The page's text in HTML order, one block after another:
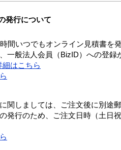
発行について
間いつでもオンライン見積書を
一般法人会員（BizID）への登録
はこちら
関しましては、ご注文後に別途
発行のため、ご注文日時（土日